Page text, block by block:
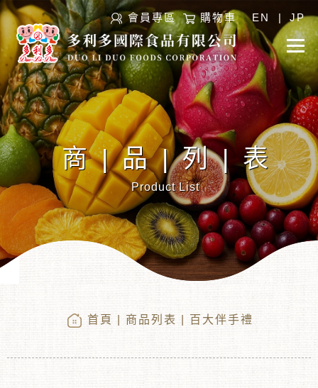
會員專區 購物車 EN JP
商|品|列|表
Product List
首頁 商品列表 | 百大伴手禮